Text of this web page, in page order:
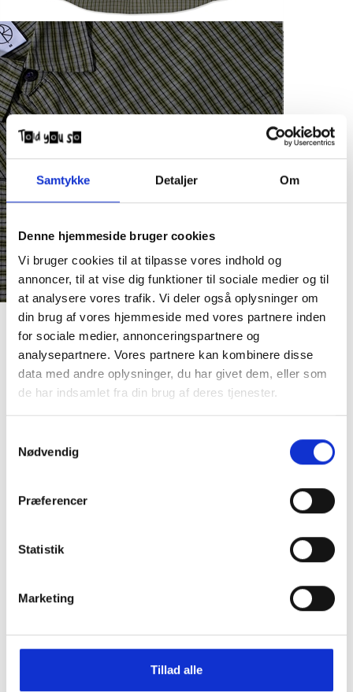
Samtykke Detaljer Om
Denne hjemmeside bruger cookies
Vi bruger cookies til at tilpasse vores indhold og
annoncer, til at vise dig funktioner til sociale medier og til
at analysere vores trafik. Vi deler også oplysninger om
din brug af vores hjemmeside med vores partnere inden
for sociale medier, annonceringspartnere og
analysepartnere. Vores partnere kan kombinere disse
data med andre oplysninger, du har givet dem, eller som
de har indsamlet fra din brug af deres tjenester.
Nødvendig
Præferencer
Statistik
Marketing
Tillad alle
Polar Skate Co Mitchell Shirt Black /
Green
DKK875,00
NB Voksenstørrelser.
feel. Point collar and full-button fastening with purple faux
tortoise buttons. Dropped shoulders and a center back pleat
shape the relaxed silhouette. Finished with a chest pocket